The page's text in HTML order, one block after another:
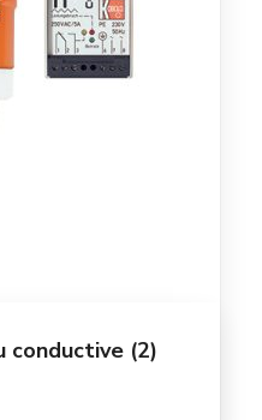
conductive (2)